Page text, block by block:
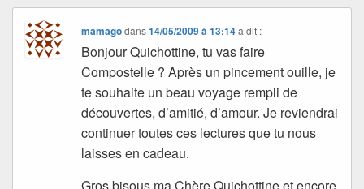
mamagodans14/05/2009 à 13:14 a dit :
Bonjour Quichottine, tu vas faire
Compostelle ? Après un pincement ouille, je
te souhaite un beau voyage rempli de
découvertes, d’amitié, d’amour. Je reviendrai
continuer toutes ces lectures que tu nous
laisses en cadeau.